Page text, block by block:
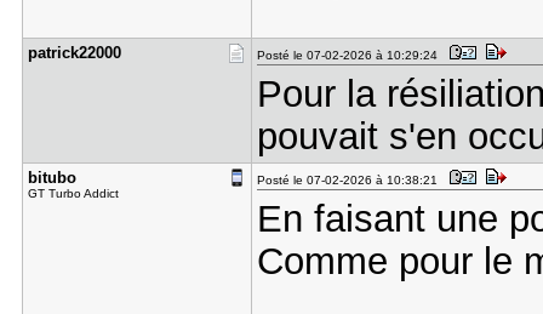
patrick220​00 Posté le 07-02-2026 à 10:29:24
Pour la
pouvait s'en
bitubo
GT Turbo Addict
Posté le 07-02-2026 à 10:38:21
En faisant une
Comme pour le